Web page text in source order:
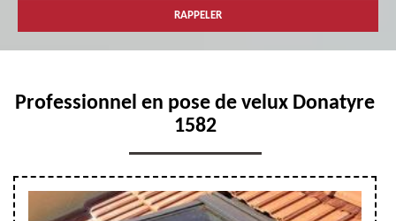
Professionnel en pose de velux Donatyre
1582